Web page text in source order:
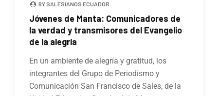
BY SALESIANOS ECUADOR
Jóvenes de Manta: Comunicadores de
la verdad y transmisores del Evangelio
de la alegría
En un ambiente de alegría y gratitud, los
integrantes del Grupo de Periodismo y
Comunicación San Francisco de Sales, de la